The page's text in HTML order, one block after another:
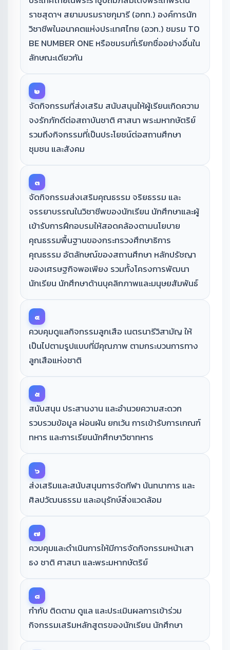
ราชสุดาฯ สยามบรมราชกุมารี (อกท.) องค์การนัก
วิชาชีพในอนาคตแห่งประเทศไทย (อวท.) ชมรม TO
BE NUMBER ONE หรือชมรมที่เรียกชื่ออย่างอื่นใน
ลักษณะเดียวกัน
๒
จัดกิจกรรมที่ส่งเสริม สนับสนุนให้ผู้เรียนเกิดความ
จงรักภักดีต่อสถาบันชาติ ศาสนา พระมหากษัตริย์
รวมถึงกิจกรรมที่เป็นประโยชน์ต่อสถานศึกษา
ชุมชน และสังคม
๓
จัดกิจกรรมส่งเสริมคุณธรรม จริยธรรม และ
จรรยาบรรณในวิชาชีพของนักเรียน นักศึกษาและผู้
เข้ารับการฝึกอบรมให้สอดคล้องตามนโยบาย
คุณธรรมพื้นฐานของกระทรวงศึกษาธิการ
คุณธรรม อัตลักษณ์ของสถานศึกษา หลักปรัชญา
ของเศรษฐกิจพอเพียง รวมทั้งโครงการพัฒนา
นักเรียน นักศึกษาด้านบุคลิกภาพและมนุษยสัมพันธ์
๔
ควบคุมดูแลกิจกรรมลูกเสือ เนตรนารีวิสามัญ ให้
เป็นไปตามรูปแบบที่มีคุณภาพ ตามกระบวนการทาง
ลูกเสือแห่งชาติ
๕
สนับสนุน ประสานงาน และอำนวยความสะดวก
รวบรวมข้อมูล ผ่อนผัน ยกเว้น การเข้ารับการเกณฑ์
ทหาร และการเรียนนักศึกษาวิชาทหาร
๖
ส่งเสริมและสนับสนุนการจัดกีฬา นันทนาการ และ
ศิลปวัฒนธรรม และอนุรักษ์สิ่งแวดล้อม
๗
ควบคุมและดำเนินการให้มีการจัดกิจกรรมหน้าเสา
ธง ชาติ ศาสนา และพระมหากษัตริย์
๘
กำกับ ติดตาม ดูแล และประเมินผลการเข้าร่วม
กิจกรรมเสริมหลักสูตรของนักเรียน นักศึกษา